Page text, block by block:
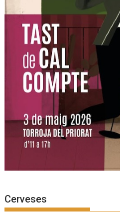
Cerveses